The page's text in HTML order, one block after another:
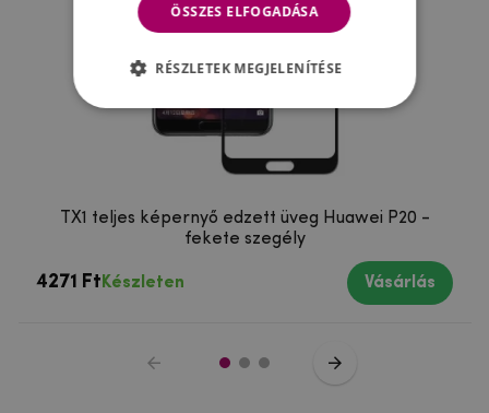
TX1 teljes képernyő edzett üveg Huawei P20 -
fekete szegély
4271 Ft Készleten Vásárlás
ÖSSZES ELFOGADÁSA
RÉSZLETEK MEGJELENÍTÉSE